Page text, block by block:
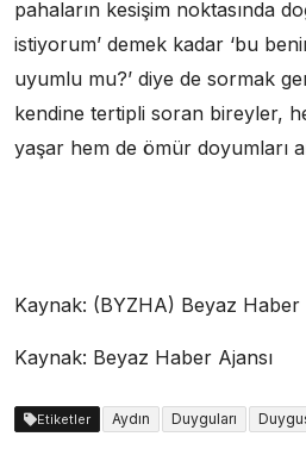
pahaların kesişim noktasında
istiyorum’ demek kadar ‘bu
uyumlu mu?’ diye de sormak
kendine tertipli soran bireyler,
yaşar hem de ömür doyumları
Kaynak: (BYZHA) Beyaz Haber
Kaynak: Beyaz Haber Ajansı
Etiketler Aydın Duyguları